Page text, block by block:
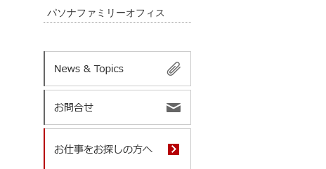
パソナファミリーオフィス